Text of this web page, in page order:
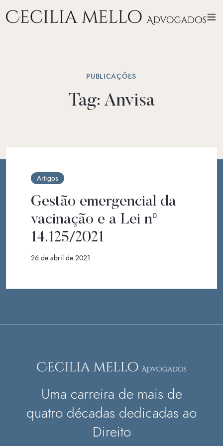
PUBLICAÇÕES
Tag: Anvisa
Artigos
Gestão emergencial da
vacinação e a Lei nº
14.125/2021
26 de abril de 2021
Uma carreira de mais de
quatro décadas dedicadas ao
Direito